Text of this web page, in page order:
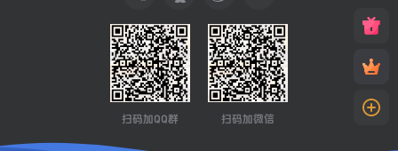
扫码加QQ群 扫码加微信